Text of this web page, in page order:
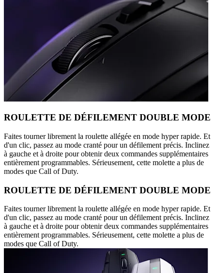
ROULETTE DE DÉFILEMENT DOUBLE MODE
Faites tourner librement la roulette allégée en mode hyper rapide. Et
d'un clic, passez au mode cranté pour un défilement précis. Inclinez
à gauche et à droite pour obtenir deux commandes supplémentaires
entièrement programmables. Sérieusement, cette molette a plus de
modes que Call of Duty.
ROULETTE DE DÉFILEMENT DOUBLE MODE
Faites tourner librement la roulette allégée en mode hyper rapide. Et
d'un clic, passez au mode cranté pour un défilement précis. Inclinez
à gauche et à droite pour obtenir deux commandes supplémentaires
entièrement programmables. Sérieusement, cette molette a plus de
modes que Call of Duty.